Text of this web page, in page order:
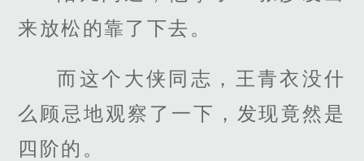
来放松的靠了下去。
而这个大侠同志，王青衣没什
么顾忌地观察了一下，发现竟然是
四阶的。